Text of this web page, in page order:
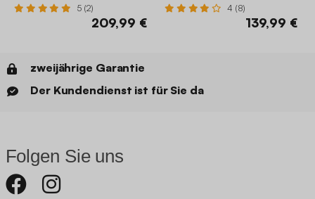
5 (2)
209,99 €
4 (8)
139,99 €
zweijährige Garantie
Der Kundendienst ist für Sie da
Folgen Sie uns